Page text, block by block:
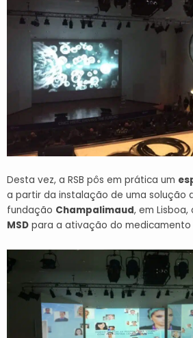
Desta vez, a RSB pôs em prática um
a partir da instalação de uma solução
fundação Champalimaud, em
MSD para a ativação do medicamento